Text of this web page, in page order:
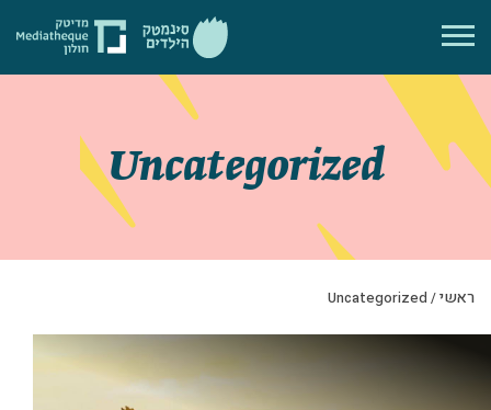
Uncategorized
ראשי/
Uncategorized